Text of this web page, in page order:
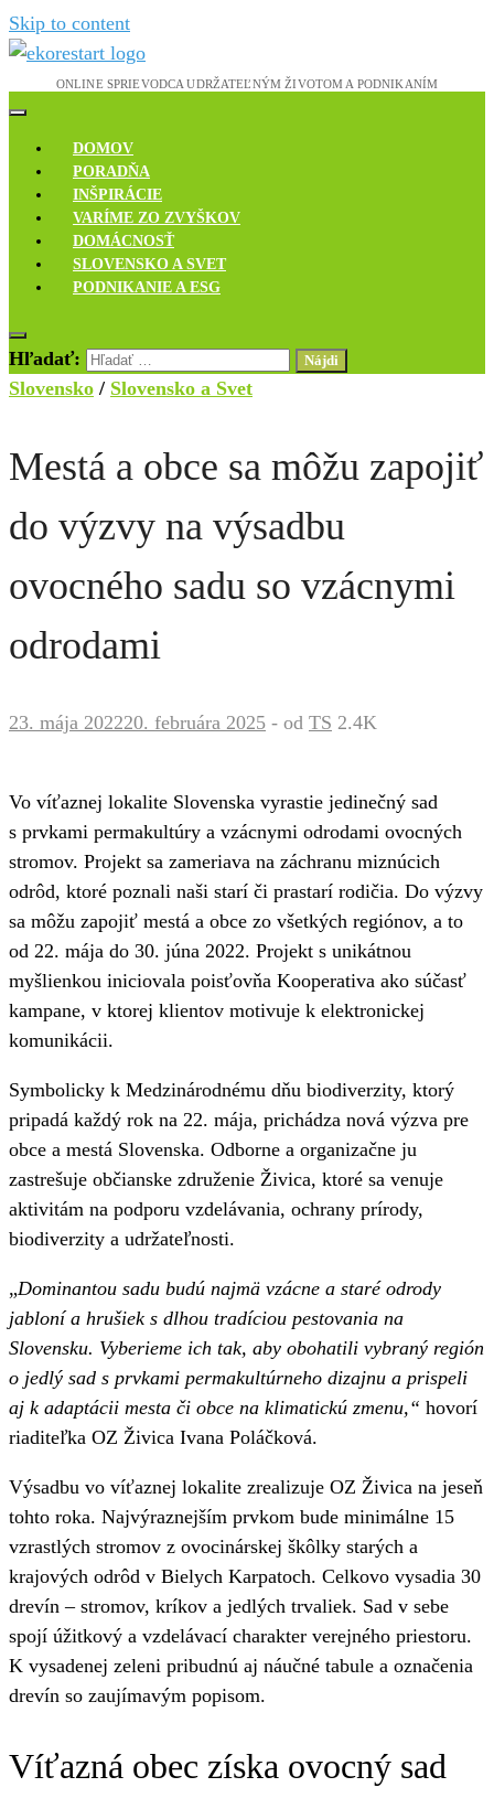
Skip to content
Ekoreštart
Novinky, rozhovory a inšpirácie
DOMOV
PORADŇA
INŠPIRÁCIE
VARÍME ZO ZVYŠKOV
DOMÁCNOSŤ
SLOVENSKO A SVET
PODNIKANIE A ESG
Hľadať:
Slovensko / Slovensko a Svet
Mestá a obce sa môžu zapojiť
do výzvy na výsadbu
ovocného sadu so vzácnymi
odrodami
23. mája 202220. februára 2025 - od TS 2.4K
Vo víťaznej lokalite Slovenska vyrastie jedinečný sad
s prvkami permakultúry a vzácnymi odrodami ovocných
stromov. Projekt sa zameriava na záchranu miznúcich
odrôd, ktoré poznali naši starí či prastarí rodičia. Do výzvy
sa môžu zapojiť mestá a obce zo všetkých regiónov, a to
od 22. mája do 30. júna 2022. Projekt s unikátnou
myšlienkou iniciovala poisťovňa Kooperativa ako súčasť
kampane, v ktorej klientov motivuje k elektronickej
komunikácii.
Symbolicky k Medzinárodnému dňu biodiverzity, ktorý
pripadá každý rok na 22. mája, prichádza nová výzva pre
obce a mestá Slovenska. Odborne a organizačne ju
zastrešuje občianske združenie Živica, ktoré sa venuje
aktivitám na podporu vzdelávania, ochrany prírody,
biodiverzity a udržateľnosti.
„Dominantou sadu budú najmä vzácne a staré odrody
jabloní a hrušiek s dlhou tradíciou pestovania na
Slovensku. Vyberieme ich tak, aby obohatili vybraný región
o jedlý sad s prvkami permakultúrneho dizajnu a prispeli
aj k adaptácii mesta či obce na klimatickú zmenu,“ hovorí
riaditeľka OZ Živica Ivana Poláčková.
Výsadbu vo víťaznej lokalite zrealizuje OZ Živica na jeseň
tohto roka. Najvýraznejším prvkom bude minimálne 15
vzrastlých stromov z ovocinárskej škôlky starých a
krajových odrôd v Bielych Karpatoch. Celkovo vysadia 30
drevín – stromov, kríkov a jedlých trvaliek. Sad v sebe
spojí úžitkový a vzdelávací charakter verejného priestoru.
K vysadenej zeleni pribudnú aj náučné tabule a označenia
drevín so zaujímavým popisom.
Víťazná obec získa ovocný sad